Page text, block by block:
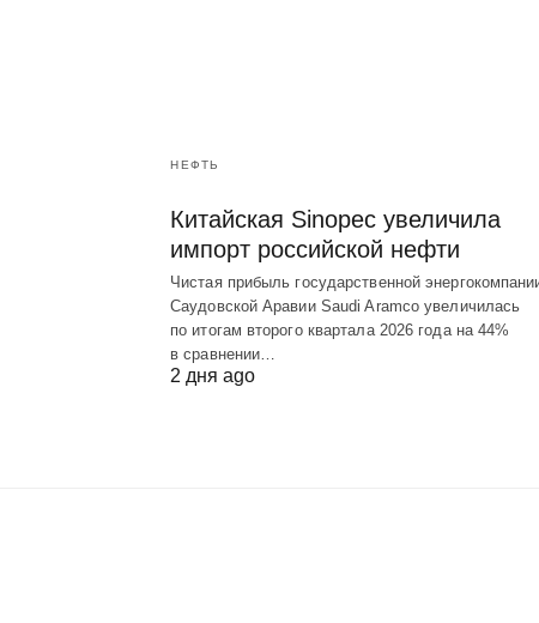
НЕФТЬ
Китайская Sinopec увеличила
импорт российской нефти
Чистая прибыль государственной
Саудовской Аравии Saudi Aramco увеличилась
по итогам второго квартала 2026 года на 44%
в сравнении…
2 дня ago